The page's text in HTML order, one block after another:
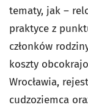
tematy, jak –
praktyce z
członków
koszty
Wrocławia,
cudzoziemca